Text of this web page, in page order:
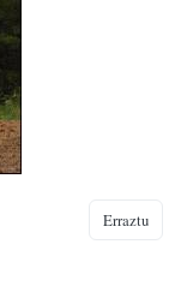
Erraztu